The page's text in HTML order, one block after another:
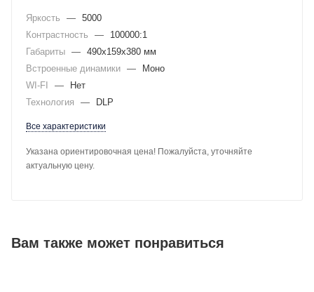
Яркость — 5000
Контрастность
—
100000:1
Габариты — 490x159x380 мм
Встроенные динамики —
Моно
WI-FI
—
Нет
Технология
— DLP
Все характеристики
Указана ориентировочная цена! Пожалуйста, уточняйте
актуальную цену.
Вам также может понравиться